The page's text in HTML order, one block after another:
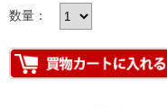
数量：